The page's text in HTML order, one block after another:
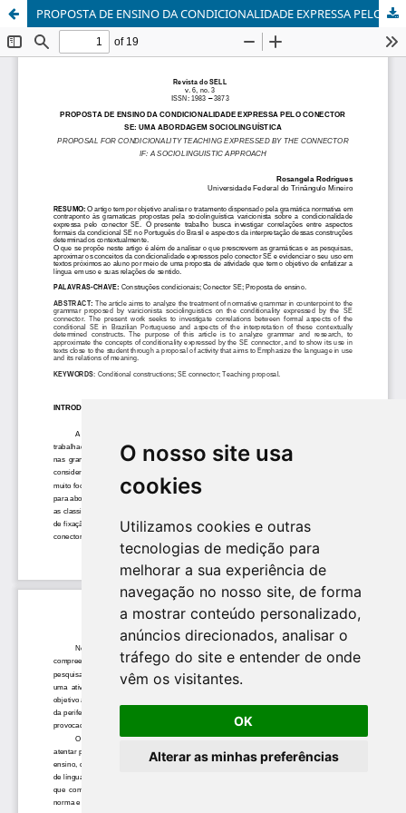
O nosso site usa
cookies
Utilizamos cookies e outras
tecnologias de medição para
melhorar a sua experiência de
navegação no nosso site, de forma
a mostrar conteúdo personalizado,
anúncios direcionados, analisar o
tráfego do site e entender de onde
vêm os visitantes.
OK
Alterar as minhas preferências
PROPOSTA DE ENSINO DA CONDICIONALIDADE EXPRESSA PELO CONECTOR SE: UMA ABORDAGEM SOCIOLINGUÍSTICA